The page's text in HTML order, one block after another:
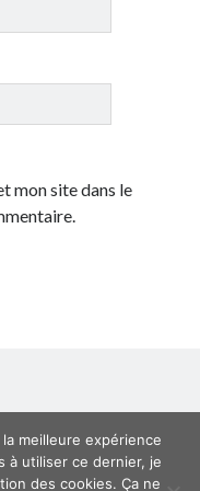
mon site dans le
meilleure expérience
à utiliser ce dernier, je
des cookies. Ça ne